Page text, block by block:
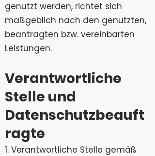
genutzt werden, richtet sich
maßgeblich nach den genutzten,
beantragten bzw. vereinbarten
Leistungen.
Verantwortliche
Stelle und
Datenschutzbeauft
ragte
1. Verantwortliche Stelle gemäß